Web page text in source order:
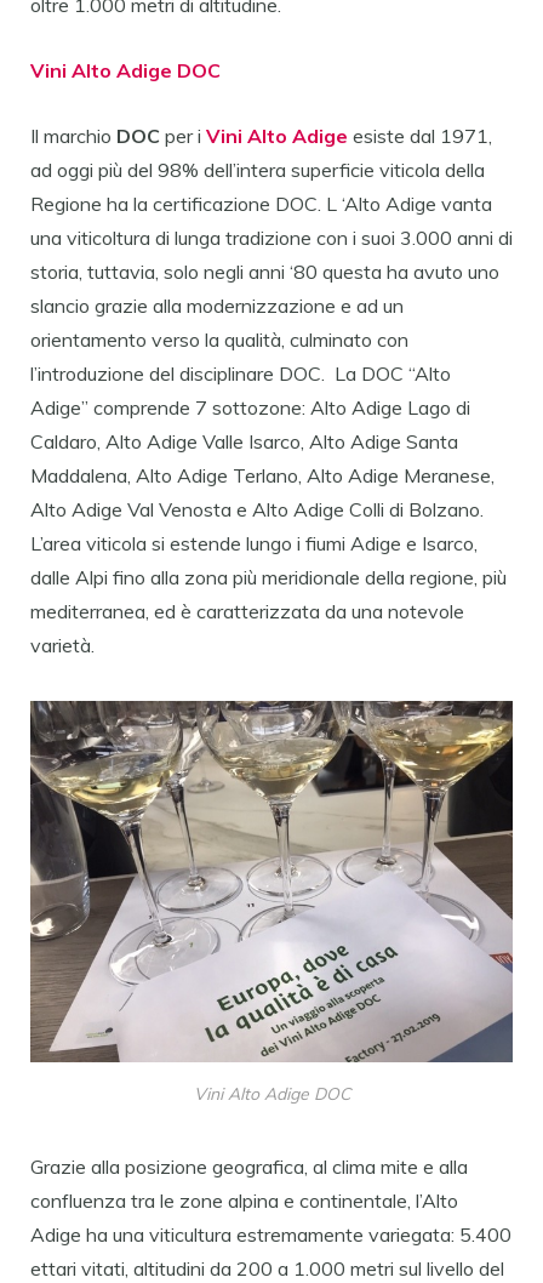
Vini Alto Adige DOC
Il marchio DOC per i Vini Alto Adige esiste dal 1971,
ad oggi più del 98% dell’intera superficie viticola della
Regione ha la certificazione DOC. L ‘Alto Adige vanta
una viticoltura di lunga tradizione con i suoi 3.000 anni di
storia, tuttavia, solo negli anni ‘80 questa ha avuto uno
slancio grazie alla modernizzazione e ad un
orientamento verso la qualità, culminato con
l’introduzione del disciplinare DOC. La DOC “Alto
Adige” comprende 7 sottozone: Alto Adige Lago di
Caldaro, Alto Adige Valle Isarco, Alto Adige Santa
Maddalena, Alto Adige Terlano, Alto Adige Meranese,
Alto Adige Val Venosta e Alto Adige Colli di Bolzano.
L’area viticola si estende lungo i fiumi Adige e Isarco,
dalle Alpi fino alla zona più meridionale della regione, più
mediterranea, ed è caratterizzata da una notevole
varietà.
Vini Alto Adige DOC
Grazie alla posizione geografica, al clima mite e alla
confluenza tra le zone alpina e continentale, l’Alto
Adige ha una viticultura estremamente variegata: 5.400
ettari vitati, altitudini da 200 a 1.000 metri sul livello del